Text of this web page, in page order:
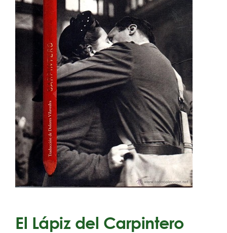
El Lápiz del Carpintero